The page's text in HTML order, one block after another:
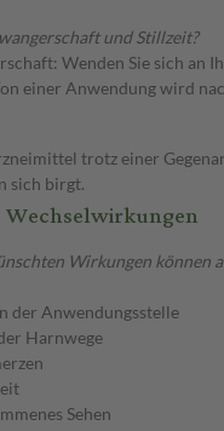
und Stillzeit?
Wenden Sie sich an
einer Anwendung wird
trotz einer
sich birgt.
Wirkungen können
der Anwendungsstelle
Harnwege
Sehen